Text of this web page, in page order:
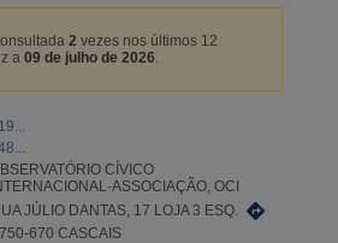
2 vezes nos últimos 12
a 09 de julho de 2026.
CÍVICO
ASSOCIAÇÃO, OCI
JÚLIO DANTAS, 17 LOJA 3 ESQ.
670 CASCAIS